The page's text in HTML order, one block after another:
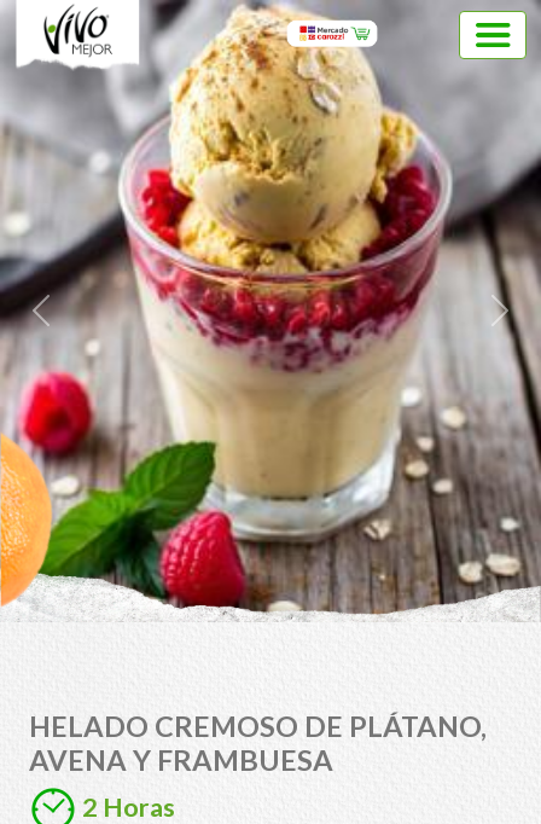
Previous Next
HELADO CREMOSO DE PLÁTANO,
AVENA Y FRAMBUESA
2 Horas